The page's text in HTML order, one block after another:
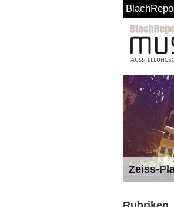
BlachReport
Zeiss-